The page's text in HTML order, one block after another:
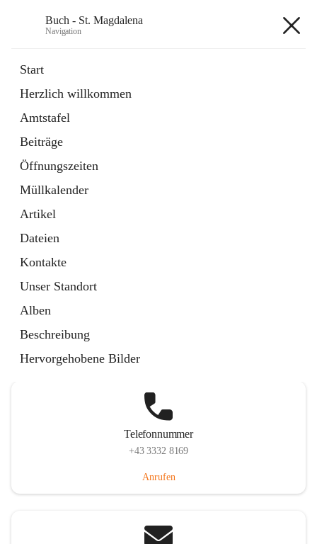
Buch - St. Magdalena
Navigation
Start
Herzlich willkommen
Amtstafel
Beiträge
Öffnungszeiten
Müllkalender
Artikel
Dateien
Kontakte
Unser Standort
Alben
Beschreibung
Hervorgehobene Bilder
11 Schnellzugriffe
Bürgerservice
10 Schnellzugriffe
Telefonnummer
+43 3332 8169
Anrufen